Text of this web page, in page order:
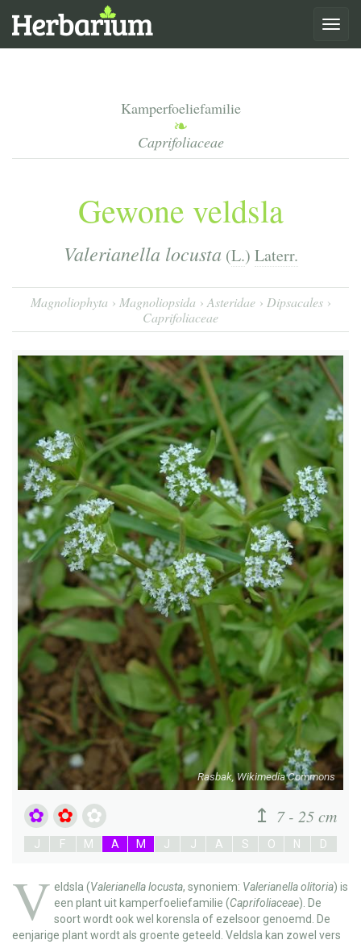
Toggle
Kamperfoeliefamilie
Caprifoliaceae
Gewone veldsla
Valerianella locusta (L.) Laterr.
Magnoliophyta Magnoliopsida Asteridae
Dipsacales
Caprifoliaceae
Rasbak, Wikimedia Commons
7 - 25 cm
J F M A M J J A S O N D
V eldsla (Valerianella locusta, synoniem: Valerianella olitoria) is
een plant uit kamperfoeliefamilie (Caprifoliaceae). De
soort wordt ook wel korensla ofezelsoor genoemd. De
eenjarige plant wordt als groente geteeld. Veldsla kan zowel vers